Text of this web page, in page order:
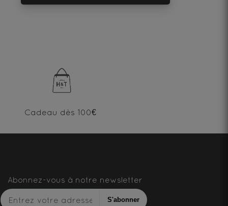
Cadeau dès 100€
Abonnez-vous à notre newsletter
S'abonner